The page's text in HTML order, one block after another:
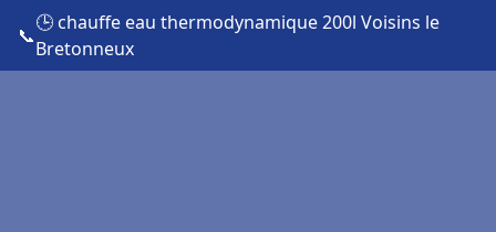
📞
🕒 chauffe eau thermodynamique 200l Voisins le
Bretonneux